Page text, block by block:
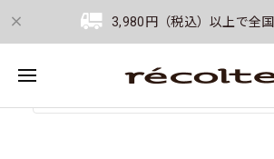
3,980円（税込）以上で全